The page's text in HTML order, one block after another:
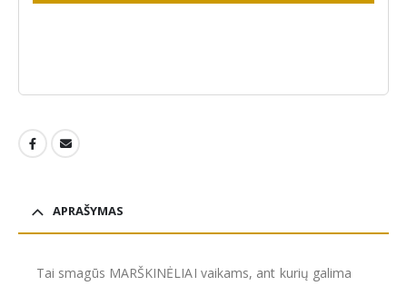
APRAŠYMAS
Tai smagūs MARŠKINĖLIAI vaikams, ant kurių galima